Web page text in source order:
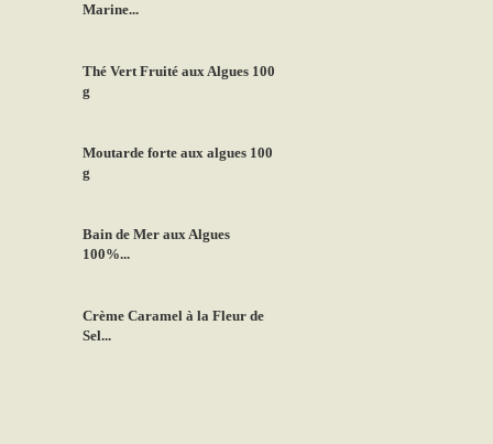
Marine...
Thé Vert Fruité aux Algues 100
g
Moutarde forte aux algues 100
g
Bain de Mer aux Algues
100%...
Crème Caramel à la Fleur de
Sel...